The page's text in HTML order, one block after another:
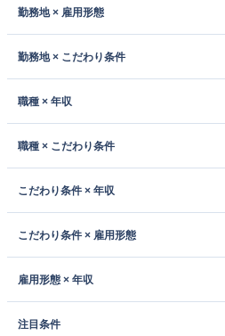
勤務地 × 雇用形態
勤務地 × こだわり条件
職種 × 年収
職種 × こだわり条件
こだわり条件 × 年収
こだわり条件 × 雇用形態
雇用形態 × 年収
注目条件